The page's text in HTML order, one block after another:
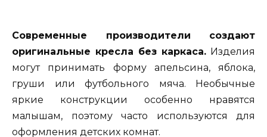
Современные производители создают
оригинальные кресла без каркаса. Изделия
могут принимать форму апельсина, яблока,
груши или футбольного мяча. Необычные
яркие конструкции особенно нравятся
малышам, поэтому часто используются для
оформления детских комнат.